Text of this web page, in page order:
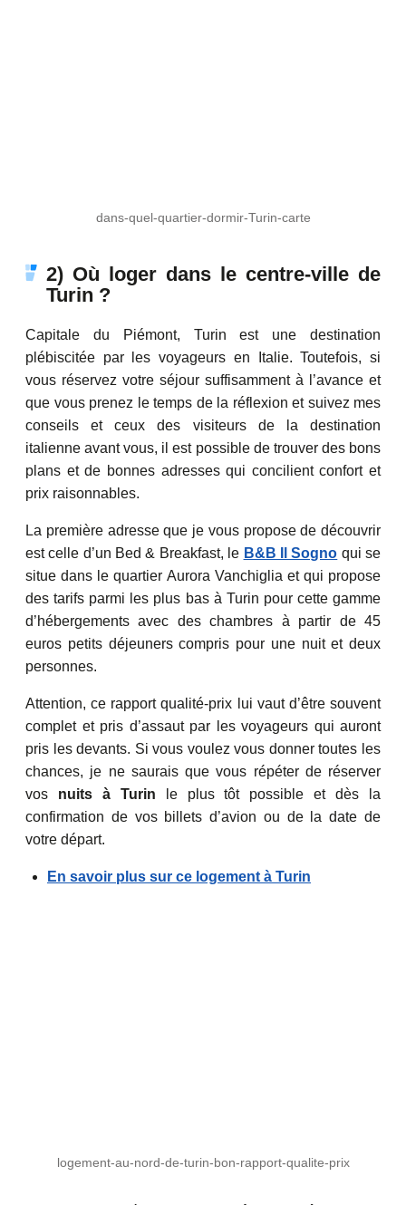
dans-quel-quartier-dormir-Turin-carte
2) Où loger dans le centre-ville de
Turin ?
Capitale du Piémont, Turin est une destination
plébiscitée par les voyageurs en Italie. Toutefois, si
vous réservez votre séjour suffisamment à l’avance et
que vous prenez le temps de la réflexion et suivez mes
conseils et ceux des visiteurs de la destination
italienne avant vous, il est possible de trouver des bons
plans et de bonnes adresses qui concilient confort et
prix raisonnables.
La première adresse que je vous propose de découvrir
est celle d’un Bed & Breakfast, le B&B Il Sogno qui se
situe dans le quartier Aurora Vanchiglia et qui propose
des tarifs parmi les plus bas à Turin pour cette gamme
d’hébergements avec des chambres à partir de 45
euros petits déjeuners compris pour une nuit et deux
personnes.
Attention, ce rapport qualité-prix lui vaut d’être souvent
complet et pris d’assaut par les voyageurs qui auront
pris les devants. Si vous voulez vous donner toutes les
chances, je ne saurais que vous répéter de réserver
vos nuits à Turin le plus tôt possible et dès la
confirmation de vos billets d’avion ou de la date de
votre départ.
En savoir plus sur ce logement à Turin
logement-au-nord-de-turin-bon-rapport-qualite-prix